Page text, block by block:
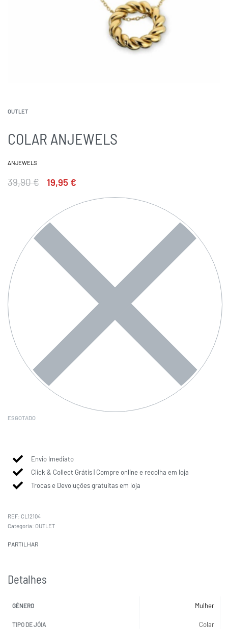
OUTLET
COLAR ANJEWELS
ANJEWELS
39,90€ 19,95 €
ESGOTADO
Envio Imediato
Click & Collect Grátis | Compre online e recolha em loja
Trocas e Devoluções gratuitas em loja
CL12104
Categoria: OUTLET
PARTILHAR
Detalhes
GÉNERO Mulher
TIPO DE JÓIA Colar